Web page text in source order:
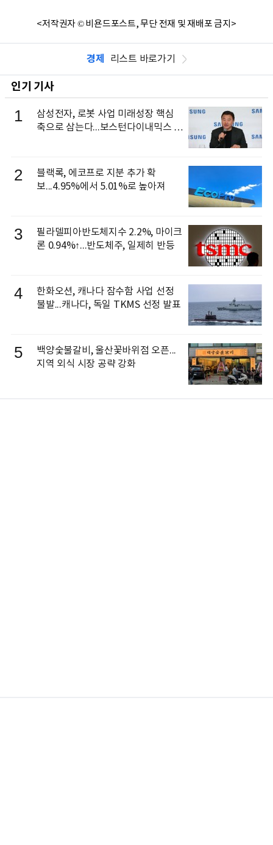
<저작권자 © 비욘드포스트, 무단 전재 및 재배포 금지>
경제 리스트 바로가기
인기 기사
1
삼성전자, 로봇 사업 미래성장 핵심
축으로 삼는다...보스턴다이내믹스 출
2
블랙록, 에코프로 지분 추가 확
보...4.95%에서 5.01%로 높아져
3
필라델피아반도체지수 2.2%, 마이크
론 0.94%↑...반도체주, 일제히 반등
4
한화오션, 캐나다 잠수함 사업 선정
불발...캐나다, 독일 TKMS 선정 발표
5
백양숯불갈비, 울산꽃바위점 오픈...
지역 외식 시장 공략 강화